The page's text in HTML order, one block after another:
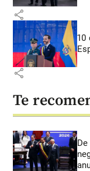
share
10
share
Te